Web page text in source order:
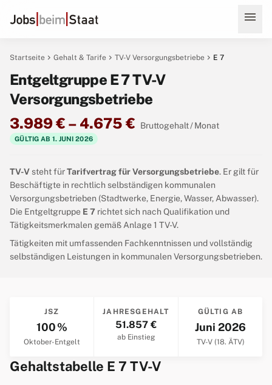
menu
Startseite chevron_right Gehalt & Tarife chevron_right TV-V Versorgungsbetriebe chevron_right E 7
Entgeltgruppe E 7 TV-V
Versorgungsbetriebe
3.989 € – 4.675 €
Bruttogehalt / Monat
GÜLTIG AB 1. JUNI 2026
TV-Vsteht fürTarifvertrag für Versorgungsbetriebe. Er gilt für
Beschäftigte in rechtlich selbständigen kommunalen
Versorgungsbetrieben (Stadtwerke, Energie, Wasser, Abwasser).
Die Entgeltgruppe E 7 richtet sich nach Qualifikation und
Tätigkeitsmerkmalen gemäß Anlage 1 TV-V.
Tätigkeiten mit umfassenden Fachkenntnissen und vollständig
selbständigen Leistungen in kommunalen Versorgungsbetrieben.
JSZ
100 %
Oktober-Entgelt
JAHRESGEHALT
51.857 €
ab Einstieg
GÜLTIG AB
Juni 2026
TV-V (18. ÄTV)
Gehaltstabelle E 7 TV-V